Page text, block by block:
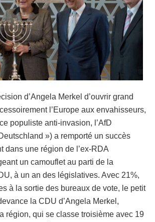
d’Angela Merkel d’ouvrir grand
l’Europe aux envahisseurs,
populiste anti-invasion, l’AfD
») a remporté un succès
dans une région de l’ex-RDA
un camouflet au parti de la
à un an des législatives. Avec 21%,
à la sortie des bureaux de vote, le petit
la CDU d’Angela Merkel,
région, qui se classe troisième avec 19